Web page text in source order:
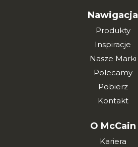
Nawigacja
Produkty
Inspiracje
Nasze Marki
Polecamy
Pobierz
Kontakt
O McCain
Kariera